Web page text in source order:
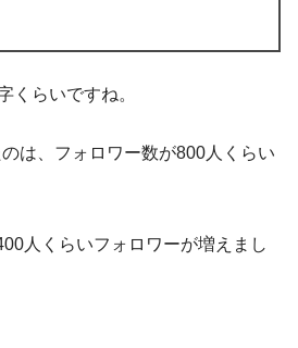
くらいですね。
は、フォロワー数が800人くらい
人くらいフォロワーが増えまし